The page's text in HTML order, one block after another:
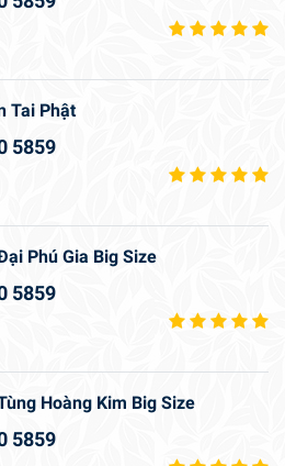
5859
Hoàng Kim Big Size
5859
Bàng Singapore Big Size Giếng